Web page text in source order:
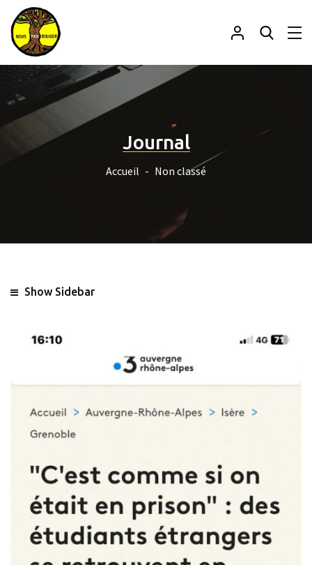
Journal
Accueil Non classé
Show Sidebar